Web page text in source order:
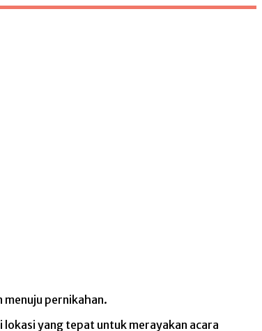
pernikahan.
yang tepat untuk merayakan acara